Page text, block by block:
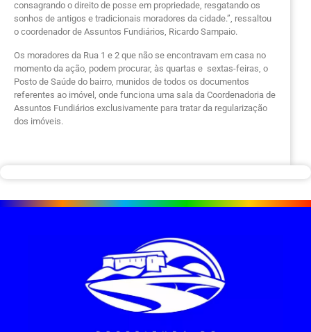
consagrando o direito de posse em propriedade, resgatando os
sonhos de antigos e tradicionais moradores da cidade.”, ressaltou
o coordenador de Assuntos Fundiários, Ricardo Sampaio.
Os moradores da Rua 1 e 2 que não se encontravam em casa no
momento da ação, podem procurar, às quartas e sextas-feiras, o
Posto de Saúde do bairro, munidos de todos os documentos
referentes ao imóvel, onde funciona uma sala da Coordenadoria de
Assuntos Fundiários exclusivamente para tratar da regularização
dos imóveis.